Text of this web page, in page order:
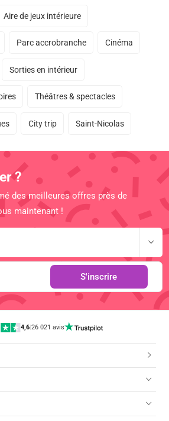
Aire de jeux intérieure
Parc accrobranche Cinéma
Sorties en intérieur
Théâtres & spectacles
City trip Saint-Nicolas
?
des meilleures offres près de
maintenant !
S'inscrire
4,6|26 021 avis